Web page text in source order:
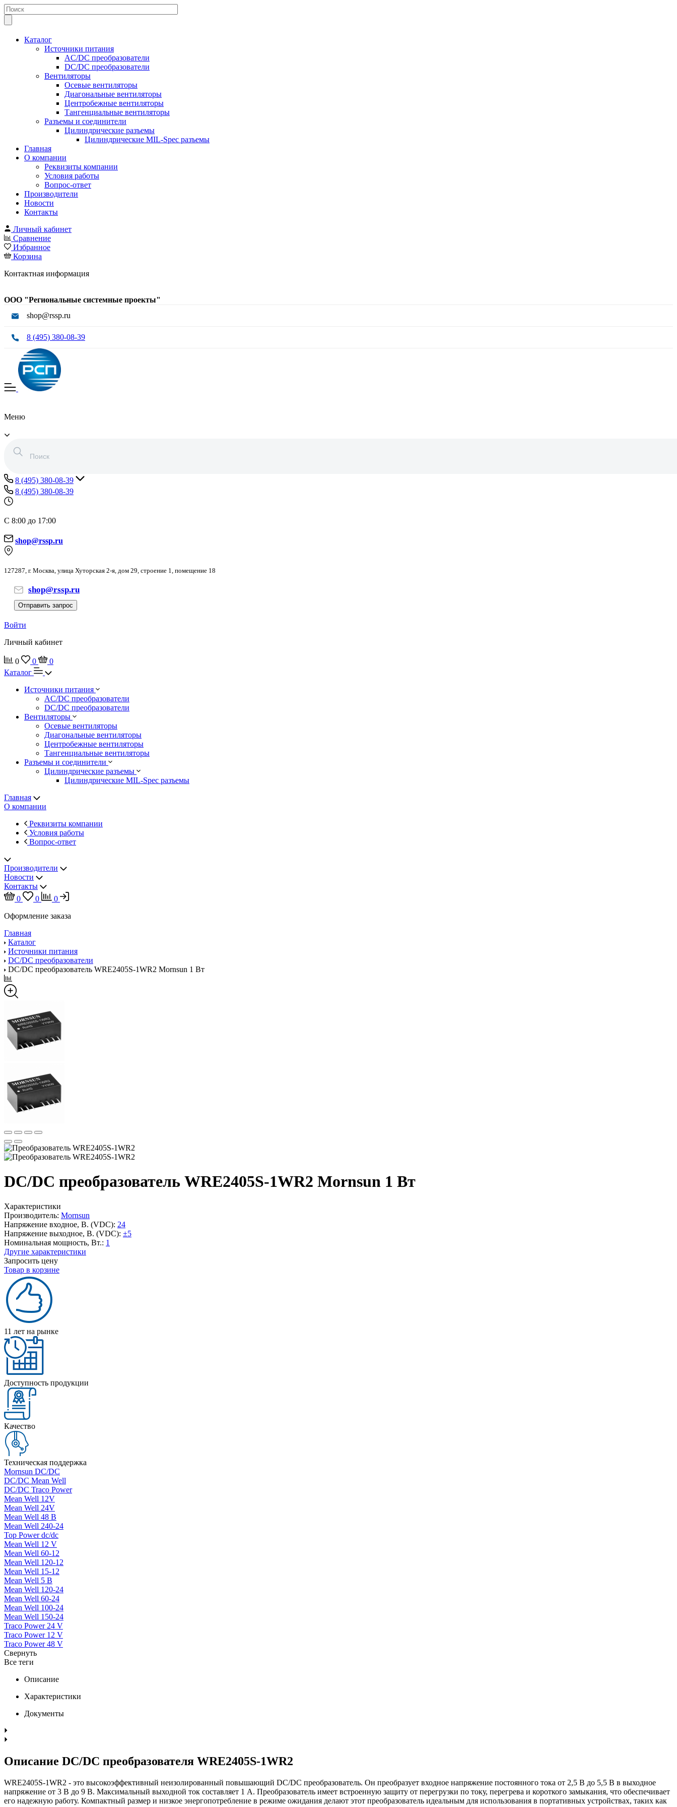
Каталог
Источники питания
AC/DC преобразователи
DC/DC преобразователи
Вентиляторы
Осевые вентиляторы
Диагональные вентиляторы
Центробежные вентиляторы
Тангенциальные вентиляторы
Разъемы и соединители
Цилиндрические разъемы
Цилиндрические MIL-Spec разъемы
Главная
О компании
Реквизиты компании
Условия работы
Вопрос-ответ
Производители
Новости
Контакты
Личный кабинет
Сравнение
Избранное
Корзина
Контактная информация
ООО "Региональные системные проекты"
shop@rssp.ru
8 (495) 380-08-39
Меню
8 (495) 380-08-39
8 (495) 380-08-39
С 8:00 до 17:00
shop@rssp.ru
127287, г. Москва, улица Хуторская 2-я, дом 29, строение 1, помещение 18
shop@rssp.ru
Отправить запрос
Войти
Личный кабинет
0 0
0
Каталог
Источники питания
AC/DC преобразователи
DC/DC преобразователи
Вентиляторы
Осевые вентиляторы
Диагональные вентиляторы
Центробежные вентиляторы
Тангенциальные вентиляторы
Разъемы и соединители
Цилиндрические разъемы
Цилиндрические MIL-Spec разъемы
Главная
О компании
Реквизиты компании
Условия работы
Вопрос-ответ
Производители
Новости
Контакты
0
0
0
Оформление заказа
Главная
Каталог
Источники питания
DC/DC преобразователи
DC/DC преобразователь WRE2405S-1WR2 Mornsun 1 Вт
DC/DC преобразователь WRE2405S-1WR2 Mornsun 1 Вт
Характеристики
Производитель: Mornsun
Напряжение входное, В. (VDC): 24
Напряжение выходное, В. (VDC): ±5
Номинальная мощность, Вт.: 1
Другие характеристики
Запросить цену
Товар в корзине
11 лет на рынке
Доступность продукции
Качество
Техническая поддержка
Mornsun DC/DC
DC/DC Mean Well
DC/DC Traco Power
Mean Well 12V
Mean Well 24V
Mean Well 48 В
Mean Well 240-24
Top Power dc/dc
Mean Well 12 V
Mean Well 60-12
Mean Well 120-12
Mean Well 15-12
Mean Well 5 В
Mean Well 120-24
Mean Well 60-24
Mean Well 100-24
Mean Well 150-24
Traco Power 24 V
Traco Power 12 V
Traco Power 48 V
Свернуть
Все теги
Описание
Характеристики
Документы
Описание DC/DC преобразователя WRE2405S-1WR2
WRE2405S-1WR2 - это высокоэффективный неизолированный повышающий DC/DC преобразователь. Он преобразует входное напряжение постоянного тока от 2,5 В до 5,5 В в выходное
напряжение от 3 В до 9 В. Максимальный выходной ток составляет 1 А. Преобразователь имеет встроенную защиту от перегрузки по току, перегрева и короткого замыкания, что обеспечивает
его надежную работу. Компактный размер и низкое энергопотребление в режиме ожидания делают этот преобразователь идеальным для использования в портативных устройствах, таких как